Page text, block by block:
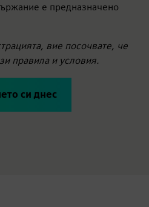
е предназначено
вие посочвате, че
правила и условия.
си днес